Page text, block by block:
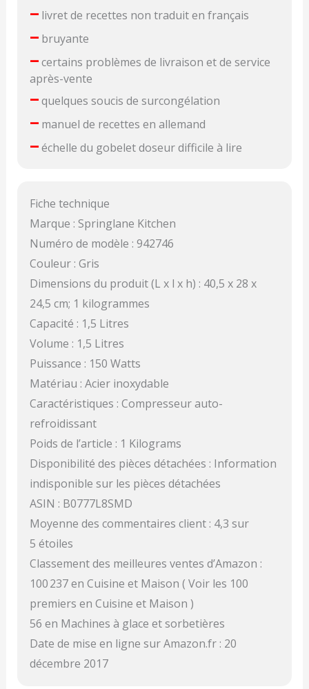
–livret de recettes non traduit en français
–bruyante
–certains problèmes de livraison et de service
après-vente
–quelques soucis de surcongélation
–manuel de recettes en allemand
–échelle du gobelet doseur difficile à lire
Fiche technique
Marque : Springlane Kitchen
Numéro de modèle : 942746
Couleur : Gris
Dimensions du produit (L x l x h) : 40,5 x 28 x
24,5 cm; 1 kilogrammes
Capacité : 1,5 Litres
Volume : 1,5 Litres
Puissance : 150 Watts
Matériau : Acier inoxydable
Caractéristiques : Compresseur auto-
refroidissant
Poids de l’article : 1 Kilograms
Disponibilité des pièces détachées : Information
indisponible sur les pièces détachées
ASIN : B0777L8SMD
Moyenne des commentaires client : 4,3 sur
5 étoiles
Classement des meilleures ventes d’Amazon :
100 237 en Cuisine et Maison ( Voir les 100
premiers en Cuisine et Maison )
56 en Machines à glace et sorbetières
Date de mise en ligne sur Amazon.fr : 20
décembre 2017